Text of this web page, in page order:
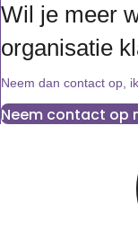
Wil je meer
organisatie
Neem dan contact op,
Neem contact op